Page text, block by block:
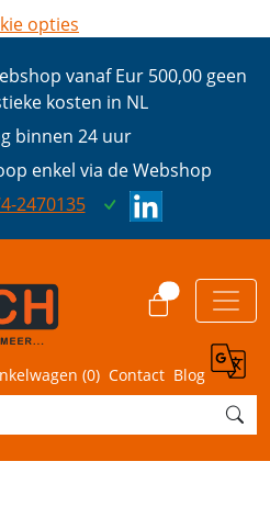
vanaf Eur 500,00 geen
kosten in NL
binnen 24 uur
enkel via de Webshop
2470135
(0) Contact Blog
opties
met cookies